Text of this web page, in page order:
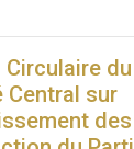
Circulaire
Central sur